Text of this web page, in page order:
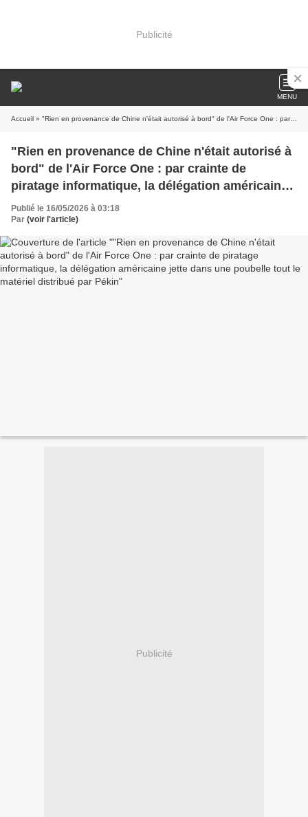
Publicité
MENU
Accueil » "Rien en provenance de Chine n'était autorisé à bord" de l'Air Force One : par crainte de piratage informatique, la délégation américaine jette dans une poubelle tout le matériel distribué par Pékin
"Rien en provenance de Chine n'était autorisé à
bord" de l'Air Force One : par crainte de
piratage informatique, la délégation américaine
jette dans une poubelle tout le matériel distribué
par Pékin
Publié le 16/05/2026 à 03:18
Par (voir l'article)
Publicité